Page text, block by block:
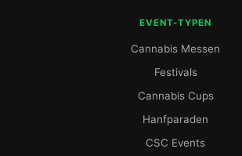
EVENT-TYPEN
Cannabis Messen
Festivals
Cannabis Cups
Hanfparaden
CSC Events